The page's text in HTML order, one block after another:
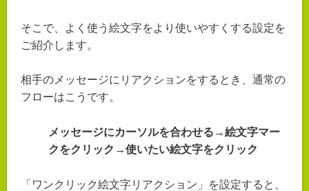
そこで、よく使う絵文字をより使いやすくする設定を
ご紹介します。
相手のメッセージにリアクションをするとき、通常の
フローはこうです。
メッセージにカーソルを合わせる→絵文字マー
クをクリック→使いたい絵文字をクリック
「ワンクリック絵文字リアクション」を設定すると、